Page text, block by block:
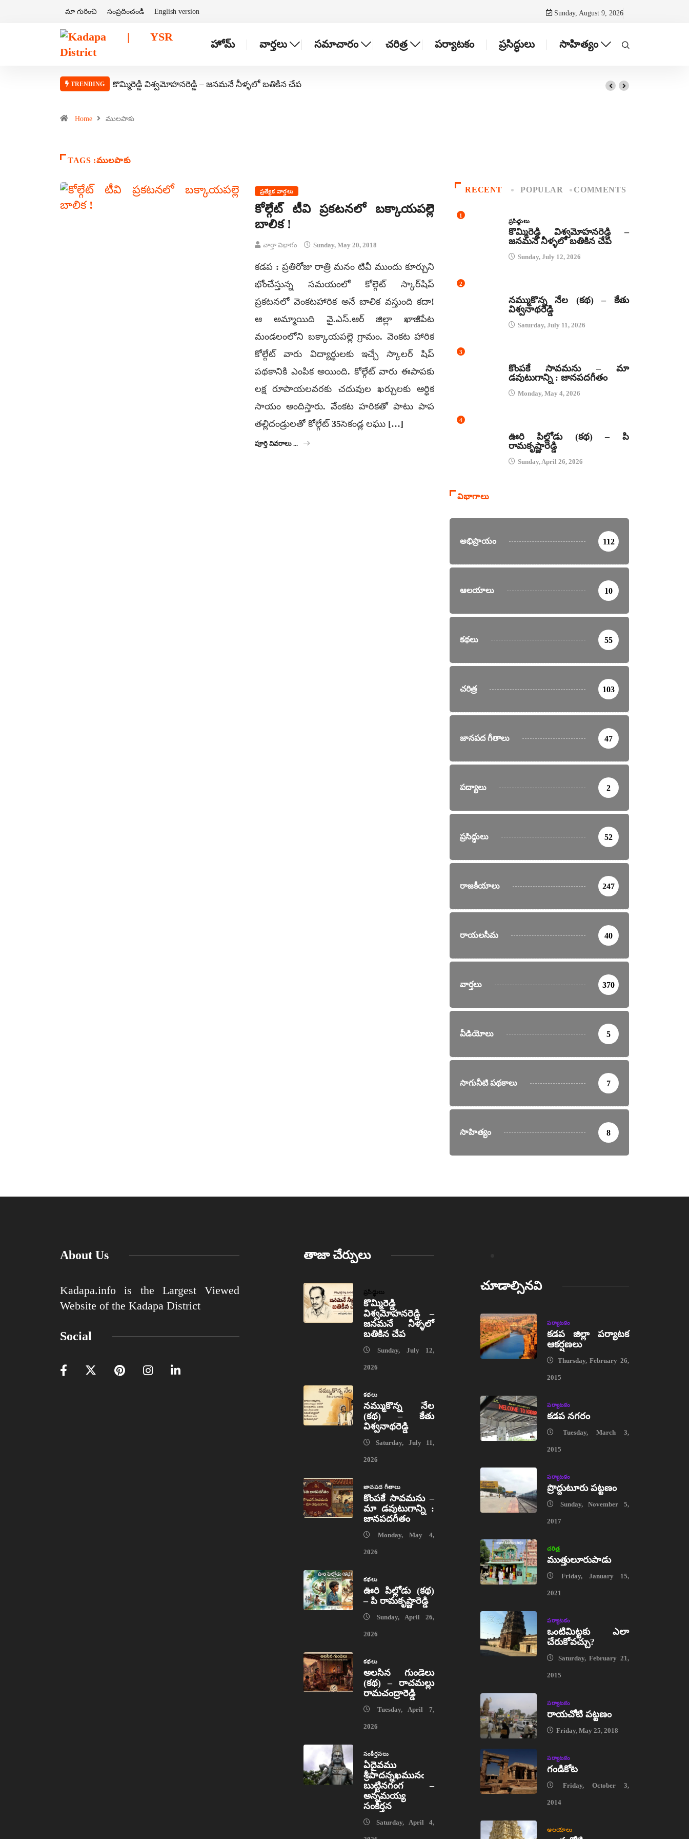
మా గురించి సంప్రదించండి English version Sunday, August 9, 2026
హోమ్ వార్తలు సమాచారం చరిత్ర పర్యాటకం ప్రసిద్ధులు సాహిత్యం
TRENDING కొమ్మిరెడ్డి విశ్వమోహనరెడ్డి – జనమనే నీళ్ళలో బతికిన చేప
Home ములపాకు
TAGS :ములపాకు
ప్రత్యేక వార్తలు
కోల్గేట్ టీవి ప్రకటనలో బక్కాయపల్లె
బాలిక !
వార్తా విభాగం Sunday, May 20, 2018
కడప : ప్రతిరోజు రాత్రి మనం టివీ ముందు కూర్చుని
భోంచేస్తున్న సమయంలో కోల్గెట్‌ స్కార్‌షిప్‌
ప్రకటనలో వెంకటహారిక అనే బాలిక వస్తుంది కదా!
ఆ అమ్మాయిది వై.ఎస్.ఆర్ జిల్లా ఖాజీపేట
మండలంలోని బక్కాయపల్లె గ్రామం. వెంకట హారిక
కోల్గేట్ వారు విద్యార్థులకు ఇచ్చే స్కాలర్ షిప్
పథకానికి ఎంపిక అయింది. కోల్గేట్ వారు ఈపాపకు
లక్ష రూపాయలవరకు చదువుల ఖర్చులకు ఆర్ధిక
సాయం అందిస్తారు. వేంకట హరికతో పాటు పాప
తల్లిదండ్రులతో కోల్గేట్ 35సెకండ్ల లఘు […]
పూర్తి వివరాలు ...
RECENT POPULAR COMMENTS
1
ప్రసిద్ధులు
కొమ్మిరెడ్డి విశ్వమోహనరెడ్డి –
జనమనే నీళ్ళలో బతికిన చేప
Sunday, July 12, 2026
2
నమ్ముకొన్న నేల (కథ) – కేతు
విశ్వనాథరెడ్డి
Saturday, July 11, 2026
3
కొంపకే సావమను – మా
డవుటుగాన్ని : జానపదగీతం
Monday, May 4, 2026
4
ఊరి పిల్లోడు (కథ) – పి
రామకృష్ణారెడ్డి
Sunday, April 26, 2026
విభాగాలు
అభిప్రాయం 112
ఆలయాలు 10
కథలు 55
చరిత్ర 103
జానపద గీతాలు 47
పద్యాలు 2
ప్రసిద్ధులు 52
రాజకీయాలు 247
రాయలసీమ 40
వార్తలు 370
వీడియోలు 5
సాగునీటి పథకాలు 7
సాహిత్యం 8
About Us
Kadapa.info is the Largest Viewed
Website of the Kadapa District
Social
తాజా చేర్పులు
ప్రసిద్ధులు
కొమ్మిరెడ్డి
విశ్వమోహనరెడ్డి –
జనమనే నీళ్ళలో
బతికిన చేప
Sunday, July 12,
2026
కథలు
నమ్ముకొన్న నేల
(కథ) – కేతు
విశ్వనాథరెడ్డి
Saturday, July 11,
2026
జానపద గీతాలు
కొంపకే సావమను –
మా డవుటుగాన్ని :
జానపదగీతం
Monday, May 4,
2026
కథలు
ఊరి పిల్లోడు (కథ)
– పి రామకృష్ణారెడ్డి
Sunday, April 26,
2026
కథలు
అలసిన గుండెలు
(కథ) – రాచమల్లు
రామచంద్రారెడ్డి
Tuesday, April 7,
2026
సంకీర్తనలు
ఏదైవము
శ్రీపాదన్నఖమునఁ
బుట్టినగంగ –
అన్నమయ్య
సంకీర్తన
Saturday, April 4,
చూడాల్సినవి
పర్యాటకం
కడప జిల్లా పర్యాటక
ఆకర్షణలు
Thursday, February 26,
2015
పర్యాటకం
కడప నగరం
Tuesday, March 3,
2015
పర్యాటకం
ప్రొద్దుటూరు పట్టణం
Sunday, November 5,
2017
చరిత్ర
ముత్తులూరుపాడు
Friday, January 15,
2021
పర్యాటకం
ఒంటిమిట్టకు ఎలా
చేరుకోవచ్చు?
Saturday, February 21,
2015
పర్యాటకం
రాయచోటి పట్టణం
Friday, May 25, 2018
పర్యాటకం
గండికోట
Friday, October 3,
2014
ఆలయాలు